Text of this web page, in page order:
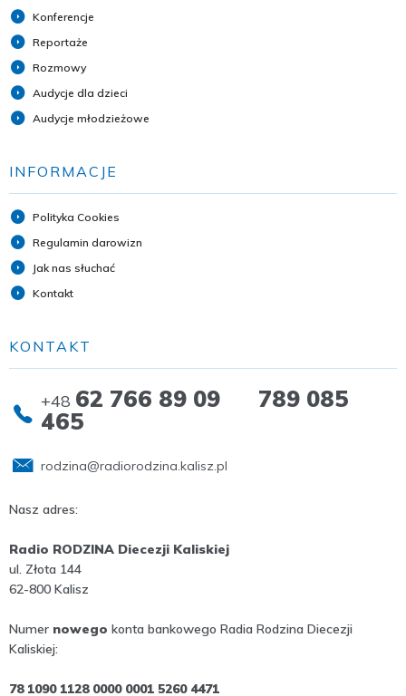
Konferencje
Reportaże
Rozmowy
Audycje dla dzieci
Audycje młodzieżowe
INFORMACJE
Polityka Cookies
Regulamin darowizn
Jak nas słuchać
Kontakt
KONTAKT
+48 62 766 89 09 789 085
465
rodzina@radiorodzina.kalisz.pl
Nasz adres:
Radio RODZINA Diecezji Kaliskiej
ul. Złota 144
62-800 Kalisz
Numer nowego konta bankowego Radia Rodzina Diecezji
Kaliskiej:
78 1090 1128 0000 0001 5260 4471